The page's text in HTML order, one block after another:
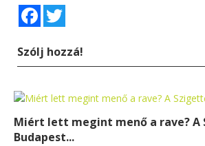
Facebook
Szólj hozzá!
Miért lett megint menő a rave? A
Budapest...